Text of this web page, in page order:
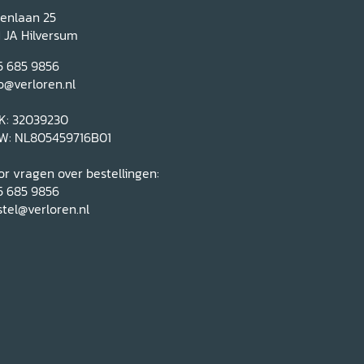
25
JA Hilversum
685 9856
32039230
NL805459716B01
vragen over bestellingen:
685 9856